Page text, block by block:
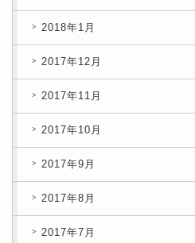
2018年1月
2017年12月
2017年11月
2017年10月
2017年9月
2017年8月
2017年7月